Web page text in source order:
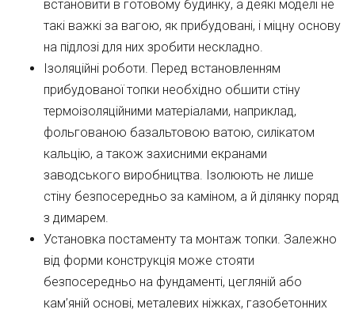
встановити в готовому будинку, а деякі моделі не
такі важкі за вагою, як прибудовані, і міцну основу
на підлозі для них зробити нескладно.
Ізоляційні роботи. Перед встановленням
прибудованої топки необхідно обшити стіну
термоізоляційними матеріалами, наприклад,
фольгованою базальтовою ватою, силікатом
кальцію, а також захисними екранами
заводського виробництва. Ізолюють не лише
стіну безпосередньо за каміном, а й ділянку поряд
з димарем.
Установка постаменту та монтаж топки. Залежно
від форми конструкція може стояти
безпосередньо на фундаменті, цегляній або
кам’яній основі, металевих ніжках, газобетонних